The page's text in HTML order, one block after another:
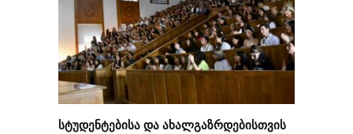
სტუდენტებისა და ახალგაზრდებისთვის